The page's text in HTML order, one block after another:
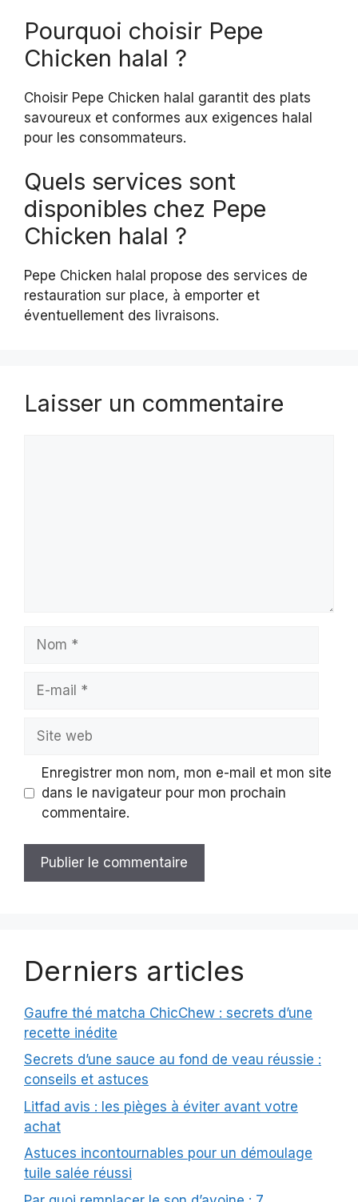
Pourquoi choisir Pepe
Chicken halal ?
Choisir Pepe Chicken halal garantit des plats
savoureux et conformes aux exigences halal
pour les consommateurs.
Quels services sont
disponibles chez Pepe
Chicken halal ?
Pepe Chicken halal propose des services de
restauration sur place, à emporter et
éventuellement des livraisons.
Laisser un commentaire
Nom
Site
Enregistrer mon nom, mon e-mail et mon site
dans le navigateur pour mon prochain
commentaire.
Derniers articles
Gaufre thé matcha ChicChew : secrets d’une
recette inédite
Secrets d’une sauce au fond de veau réussie :
conseils et astuces
Litfad avis : les pièges à éviter avant votre
achat
Astuces incontournables pour un démoulage
tuile salée réussi